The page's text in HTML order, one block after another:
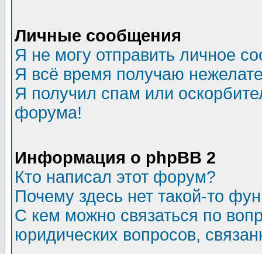
Личные сообщения
Я не могу отправить личное
Я всё время получаю
Я получил спам или
форума!
Информация о phpBB 2
Кто написал этот форум?
Почему здесь нет такой-то
С кем можно связаться по
юридических вопросов,